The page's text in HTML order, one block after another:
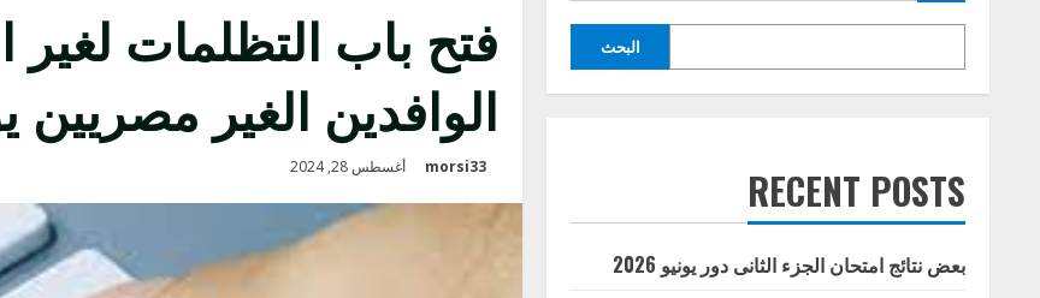
فتح باب التظلمات لغير
الوافدين الغير مصريين
morsi33 أغسطس 28, 2024
البحث
RECENT POSTS
بعض نتائج امتحان الجزء الثانى دور يونيو 2026